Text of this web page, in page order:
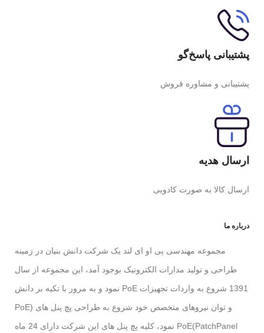
پشتیبانی پاسخ‌گو
پشتیبانی و مشاوره فروش
ارسال هدیه
ارسال کالا به صورت کادویی
درباره ما
مجموعه مهندسی پی او ای لند یک شرکت دانش بنیان در زمینه
طراحی و تولید مدارات الکترونیک بوجود آمد، این مجموعه از سال
1391 شروع به واردات تجهیزات PoE نمود و به مرور با تکیه بر دانش
و توان نیروهای متخصص خود شروع به طراحی پچ پنل های (PoE
PatchPanel)PoE نمود، کلیه پچ پنل های این شرکت دارای 24 ماه